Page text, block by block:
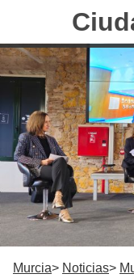
Murcia Noticias